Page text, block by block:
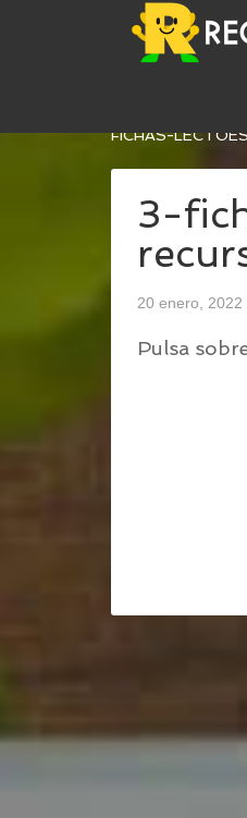
FICHAS-
3-
20 enero, 2022
Pulsa